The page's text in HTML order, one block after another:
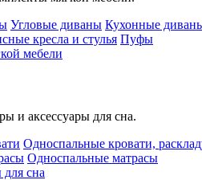
Угловые диваны Кухонные
кресла и стулья Пуфы
мебели
и аксессуары для сна.
Односпальные кровати,
Односпальные матрасы
для сна